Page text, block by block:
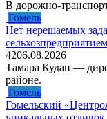
В дорожно-
Гомель
Нет нерешаемых
4206.08.2026
Тамара Кудан —
районе.
Гомель
Гомельский